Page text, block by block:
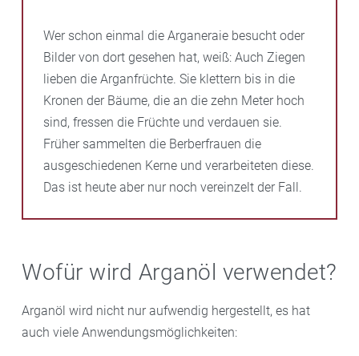
Wer schon einmal die Arganeraie besucht oder
Bilder von dort gesehen hat, weiß: Auch Ziegen
lieben die Arganfrüchte. Sie klettern bis in die
Kronen der Bäume, die an die zehn Meter hoch
sind, fressen die Früchte und verdauen sie.
Früher sammelten die Berberfrauen die
ausgeschiedenen Kerne und verarbeiteten diese.
Das ist heute aber nur noch vereinzelt der Fall.
Wofür wird Arganöl verwendet?
Arganöl wird nicht nur aufwendig hergestellt, es hat
auch viele Anwendungsmöglichkeiten: